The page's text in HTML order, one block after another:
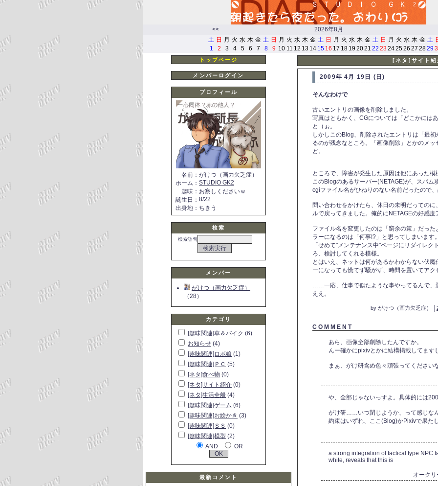
<<
2026年8月
土 日 月 火 水 木 金 土 日 月 火 水 木 金 土 日 月 火 水 木 金 土 日 月 火 水 木 金 土
1
2 3 4 5 6 7 8 9 10 11 12 13 14 15 16 17 18 19 2021 22 23 242526 27 2829
トップページ
メンバーログイン
プロフィール
名前 ： がけつ（画力欠乏症）
ホーム ： STUDIO GK2
趣味 ： お察しくださいｗ
誕生日 ： 8/22
出身地 ： ちきう
検索
検索語句
メンバー
がけつ（画力欠乏症）
（28）
カテゴリ
[趣味関連]車＆バイク (6)
お知らせ (4)
[趣味関連]ロボ娘 (1)
[趣味関連]ＰＣ (5)
[ネタ]食べ物 (0)
[ネタ]サイト紹介 (0)
[ネタ]生活全般 (4)
[趣味関連]ゲーム (6)
[趣味関連]お絵かき (3)
[趣味関連]ＳＳ (0)
[趣味関連]模型 (2)
AND
OR
最新コメント
[ネタ]サイト紹
2009年 4月 19日 (日)
そんなわけで
古いエントリの画像を削除しました。
写真はともかく、CGについては「どこかには
と（ぉ。
しかしこのBlog、削除されたエントリは「最
るのが残念なところ。「画像削除」とかのメ
ど。
ところで、障害が発生した原因は他にあった模
このBlogのあるサーバー(NETAGE)が、スパム
cgiファイル名がひねりのない名前だったので
問い合わせをかけたら、休日の未明だっての
ルで戻ってきました。俺的にNETAGEの好感度
ファイル名を変更したのは「窮余の策」だっ
ラーになるのは「何事!?」と思ってしまいます
「せめて"メンテナンス中"ページにリダイレ
ろ、検討してくれる模様。
とはいえ、ネットは何があるかわからない伏
ーになっても慌てず騒がず、時間を置いてア
……一応、仕事で似たような事やってるんで、
ええ。
by がけつ（画力欠乏症） │
C O M M E N T
あら、画像全部削除したんですか。
んー確かにpixivとかに結構掲載してます
まぁ、がけ研含め色々頑張ってください
や、全部じゃないっすよ。具体的には
がけ研……いつ閉じようか、って感じな
約束はいずれ、ここ(Blog)かPixivで果た
a strong integration of tactical type NPC
white, reveals that this is
オーク